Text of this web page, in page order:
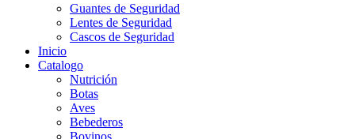
Guantes de Seguridad
Lentes de Seguridad
Cascos de Seguridad
Inicio
Catalogo
Nutrición
Botas
Aves
Bebederos
Bovinos